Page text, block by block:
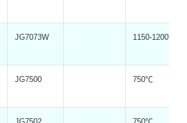
JG7073W 1150-1200℃
JG7500 750℃